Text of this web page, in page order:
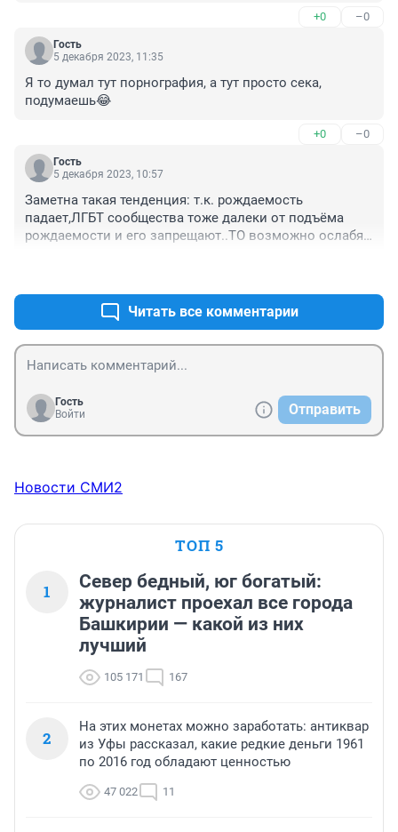
+0 –0
Гость
5 декабря 2023, 11:35
Я то думал тут порнография, а тут просто сека,
подумаешь😂
+0 –0
Гость
5 декабря 2023, 10:57
Заметна такая тенденция: т.к. рождаемость
падает,ЛГБТ сообщества тоже далеки от подъёма
рождаемости и его запрещают..ТО возможно ослабят
Читать все комментарии
Гость
Войти
Отправить
Новости СМИ2
ТОП 5
1
Север бедный, юг богатый:
журналист проехал все города
Башкирии — какой из них
лучший
105 171 167
2
На этих монетах можно заработать: антиквар
из Уфы рассказал, какие редкие деньги 1961
по 2016 год обладают ценностью
47 022 11